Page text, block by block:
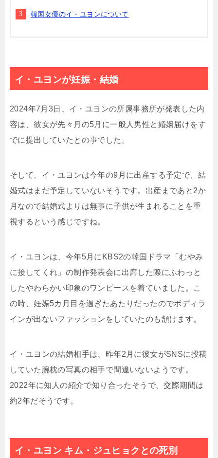
韓国女優のイ・ユヨンについて
イ・ユヨンが妊娠・結婚
2024年7月3日、イ・ユヨンの所属事務所が発表した内
容は、彼女が先々月の5月に一般人男性と婚姻届けをす
でに提出していたとの事でした。
そして、イ・ユヨンは今年の9月に出産する予定で、結
婚式はまだ予定していないそうです。出産まであと2か
月なので結婚式よりは無事に子供が生まれることを重
視するという感じですね。
イ・ユヨンは、今年5月にKBS2の韓国ドラマ「むやみ
に接してくれ」の制作発表会に出席した際にふわっと
したやわらかい印象のワンピースを着ていました。こ
の時、妊娠5カ月目を過ぎたあたりだったのでボディラ
インが出ないファッションをしていたのも頷けます。
イ・ユヨンの結婚相手は、昨年2月に彼女がSNSに投稿
していた腕枕の写真の相手で間違いないようです。
2022年に知人の紹介で知り合ったそうで、交際期間は
約2年だそうです。
イ・ユヨン キム・ジュヒョクとの死別